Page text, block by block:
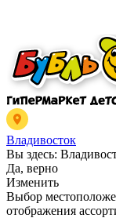
Владивосток
Вы здесь:
Да, верно
Изменить
Выбор
отображения